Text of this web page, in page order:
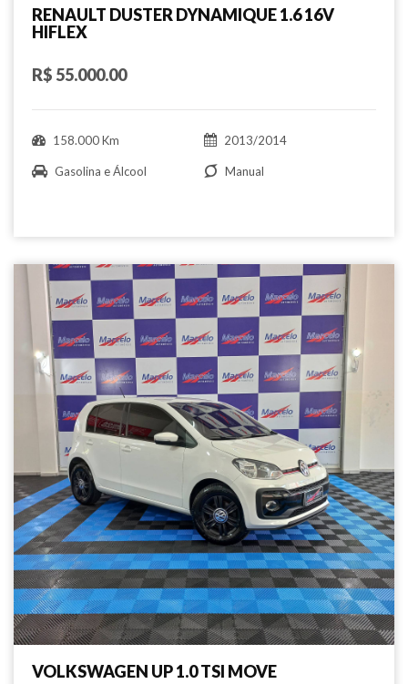
RENAULT DUSTER DYNAMIQUE 1.6 16V
HIFLEX
R$ 55.000.00
158.000 Km 2013/2014
Gasolina e Álcool Manual
VOLKSWAGEN UP 1.0 TSI MOVE